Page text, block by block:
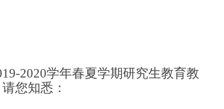
2020学年春夏学期研究生教育教
您知悉：